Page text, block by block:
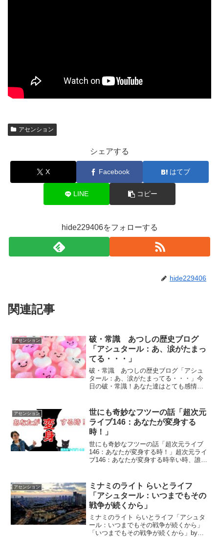
アセンション
シェアする
X Facebook はてブ
LINE コピー
hide229406をフォローする
hide229406
関連記事
アセンション
破・常識 あつしの歴史ブログ
「アシュタール：あ、涙がたまっ
てる・・・」
破・常識 あつしの歴史ブログ「アシュ
タール：あ、涙がたまってる・・・」今
日の破・常識！あなた達はとても感情が
ｂｙアシュタール アシュタールからの
メッセージ今日のアシュタ...
アセンション
世にも奇妙なフツーの話「超次元
ライブ146：あなたが変身する
時！」
世にも奇妙なフツーの話「超次元ライブ
146：あなたが変身する時！」超次元ライ
ブ146：あなたが変身する時辛い時、誰か
かに助けてもらわなくて自分で出来るか
ら！ でも、...
アセンション
ミナミのライト らいとライフ
「アシュタール：いつまでもその
戦争が続くから」
ミナミのライト らいとライフ「アシュタ
ール：いつまでもその戦争が続くから」
「いつまでもその戦争が続くから」by